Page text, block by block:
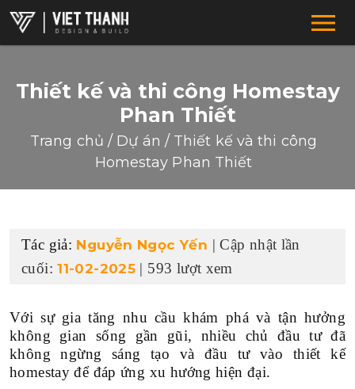
F&B-RESTAURANT-COFFEE
DRUGSTORE-CLINIC-PHARMACTY
FASHION-SHOES-BAGS
SPA-BEAUTY-NAI-SALON
Thiết kế và thi công Homestay
Phan Thiết
Trang chủ / Dự án / Thiết kế và thi công
Homestay Phan Thiết
Tác giả: Nguyễn Ngọc Yến | Cập nhật lần
cuối:11-02-2025 | 593 lượt xem
Với sự gia tăng nhu cầu khám phá và tận hưởng
không gian sống gần gũi, nhiều chủ đầu tư đã
không ngừng sáng tạo và đầu tư vào thiết kế
homestay để đáp ứng xu hướng hiện đại.